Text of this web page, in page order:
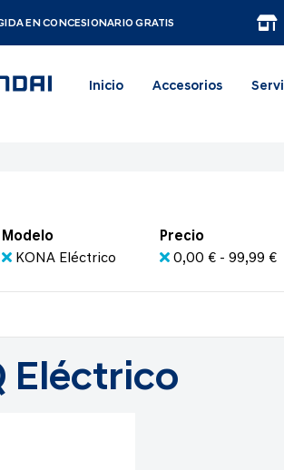
EN CONCESIONARIO GRATIS
Inicio Accesorios
Modelo
KONA Eléctrico
Precio
0,00 € - 99,99 €
Eléctrico